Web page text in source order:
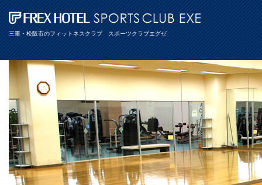
三重・松阪市のフィットネスクラブ スポーツクラブエグゼ